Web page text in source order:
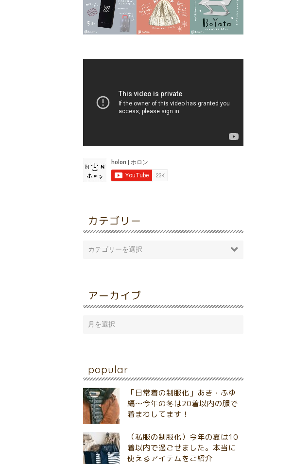
カテゴリー
アーカイブ
popular
「日常着の制服化」あき・ふゆ
編～今年の冬は20着以内の服で
着まわしてます！
（私服の制服化）今年の夏は10
着以内で過ごせました。本当に
使えるアイテムをご紹介